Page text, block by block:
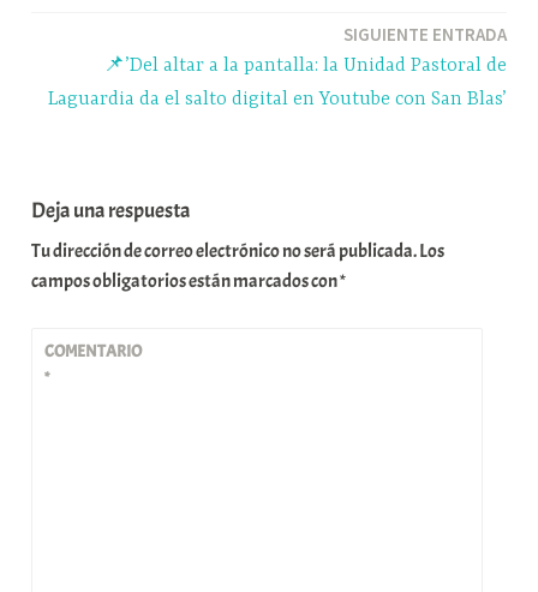
SIGUIENTE ENTRADA
📌’Del altar a la pantalla: la Unidad Pastoral de
Laguardia da el salto digital en Youtube con San Blas’
Deja una respuesta
Tu dirección de correo electrónico no será publicada.Los
campos obligatorios están marcados con*
COMENTARIO
*